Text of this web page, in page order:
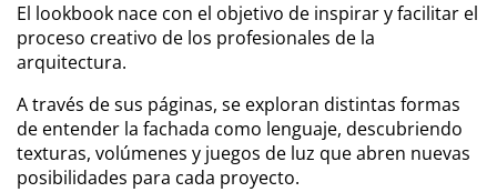
El lookbook nace con el objetivo de inspirar y facilitar el
proceso creativo de los profesionales de la
arquitectura.
A través de sus páginas, se exploran distintas formas
de entender la fachada como lenguaje, descubriendo
texturas, volúmenes y juegos de luz que abren nuevas
posibilidades para cada proyecto.